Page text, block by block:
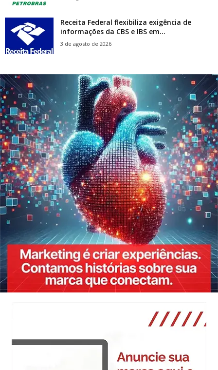
Receita Federal flexibiliza exigência de
informações da CBS e IBS em...
3 de agosto de 2026